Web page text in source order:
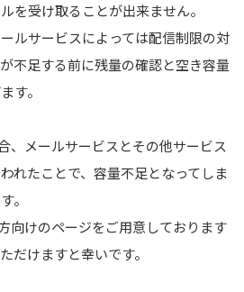
を受け取ることが出来ません。
ルサービスによっては配信制限の対
不足する前に残量の確認と空き容量
す。
、メールサービスとその他サービス
れたことで、容量不足となってしま
。
向けのページをご用意しております
だけますと幸いです。